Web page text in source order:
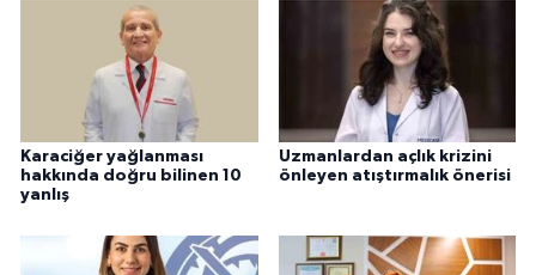
Karaciğer yağlanması
hakkında doğru bilinen 10
yanlış
Uzmanlardan açlık krizini
önleyen atıştırmalık önerisi